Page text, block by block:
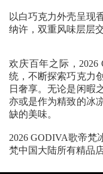
以白巧克力外壳呈现
纳许，双重风味层层
欢庆百年之际，
统，不断探索巧克力
日奢享。无论是闲暇
亦或是作为精致的冰
缺的美味。
2026 GODIVA歌帝梵
梵中国大陆所有精品